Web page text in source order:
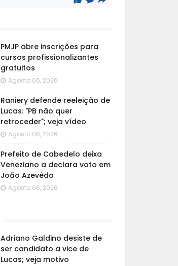
PMJP abre inscrições para
cursos profissionalizantes
gratuitos
Agosto 06, 2026
Raniery defende reeleição de
Lucas: "PB não quer
retroceder"; veja vídeo
Agosto 06, 2026
Prefeito de Cabedelo deixa
Veneziano a declara voto em
João Azevêdo
Agosto 06, 2026
Adriano Galdino desiste de
ser candidato a vice de
Lucas; veja motivo